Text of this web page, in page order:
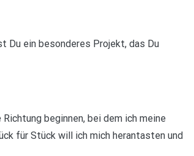
Du ein besonderes Projekt, das Du
beginnen, bei dem ich meine
für Stück will ich mich herantasten und